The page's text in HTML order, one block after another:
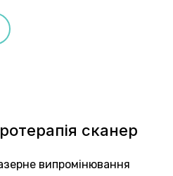
сканер
випромінювання